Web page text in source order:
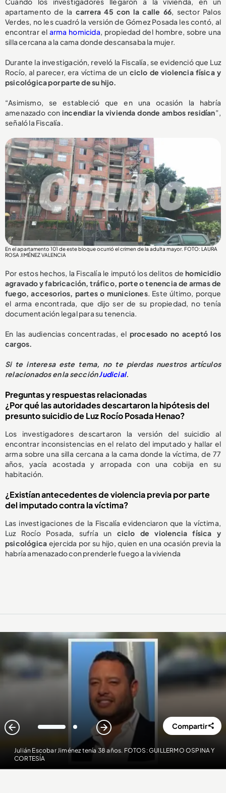
apartamento de la carrera 45 con la calle 66, sector Palos
Verdes, no les cuadró la versión de Gómez Posada les contó, al
encontrar el arma homicida, propiedad del hombre, sobre una
silla cercana a la cama donde descansaba la mujer.
Durante la investigación, reveló la Fiscalía, se evidenció que Luz
Rocío, al parecer, era víctima de un ciclo de violencia física y
psicológica por parte de su hijo.
“Asimismo, se estableció que en una ocasión la habría
amenazado conincendiar la vivienda donde ambos residían”,
señaló la Fiscalía.
En el apartamento 101 de este bloque ocurrió el crimen de la adulta mayor. FOTO: LAURA
ROSA JIMÉNEZ VALENCIA
Por estos hechos, la Fiscalía le imputó los delitos dehomicidio
agravado y fabricación, tráfico, porte o tenencia de armas de
fuego, accesorios, partes o municiones. Este último, porque
el arma encontrada, que dijo ser de su propiedad, no tenía
documentación legal para su tenencia.
En las audiencias concentradas, el procesado no aceptó los
cargos.
Si te interesa este tema, no te pierdas nuestros artículos
relacionados en la secciónJudicial.
Preguntas y respuestas relacionadas
¿Por qué las autoridades descartaron la hipótesis del
presunto suicidio de Luz Rocío Posada Henao?
Los investigadores descartaron la versión del suicidio al
encontrar inconsistencias en el relato del imputado y hallar el
arma sobre una silla cercana a la cama donde la víctima, de 77
años, yacía acostada y arropada con una cobija en su
habitación.
¿Existían antecedentes de violencia previa por parte
del imputado contra la víctima?
Las investigaciones de la Fiscalía evidenciaron que la víctima,
Luz Rocío Posada, sufría un ciclo de violencia física y
psicológica ejercida por su hijo, quien en una ocasión previa la
habría amenazado con prenderle fuego a la vivienda
Julián Escobar Jiménez tenía 38 años. FOTOS: GUILLERMO OSPINA Y
CORTESÍA
1 2 Compartir